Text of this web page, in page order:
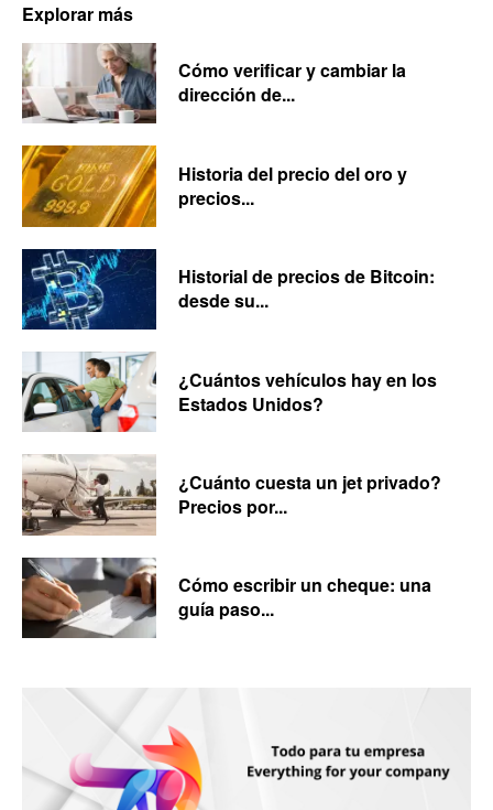
Explorar más
Cómo verificar y cambiar la
dirección de...
Historia del precio del oro y
precios...
Historial de precios de Bitcoin:
desde su...
¿Cuántos vehículos hay en los
Estados Unidos?
¿Cuánto cuesta un jet privado?
Precios por...
Cómo escribir un cheque: una
guía paso...